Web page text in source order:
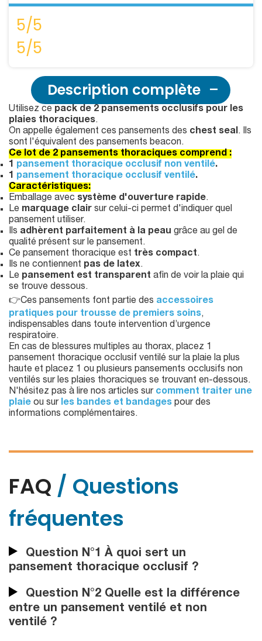
5/5
5/5
Description complète
Utilisez ce pack de 2 pansements occlusifs pour les
plaies thoraciques.
On appelle également ces pansements des chest seal. Ils
sont l'équivalent des pansements beacon.
Ce lot de 2 pansements thoraciques comprend :
1 pansement thoracique occlusif non ventilé.
1 pansement thoracique occlusif ventilé.
Caractéristiques:
Emballage avec système d'ouverture rapide.
Le marquage clair sur celui-ci permet d'indiquer quel
pansement utiliser.
Ils adhèrent parfaitement à la peau grâce au gel de
qualité présent sur le pansement.
Ce pansement thoracique est très compact.
Ils ne contiennent pas de latex.
Le pansement est transparent afin de voir la plaie qui
se trouve dessous.
👉Ces pansements font partie des accessoires
pratiques pour trousse de premiers soins,
indispensables dans toute intervention d’urgence
respiratoire.
En cas de blessures multiples au thorax, placez 1
pansement thoracique occlusif ventilé sur la plaie la plus
haute et placez 1 ou plusieurs pansements occlusifs non
ventilés sur les plaies thoraciques se trouvant en-dessous.
N'hésitez pas à lire nos articles sur comment traiter une
plaie ou sur les bandes et bandages pour des
informations complémentaires.
FAQ / Questions
fréquentes
Question N°1 À quoi sert un
pansement thoracique occlusif ?
Question N°2 Quelle est la différence
entre un pansement ventilé et non
ventilé ?